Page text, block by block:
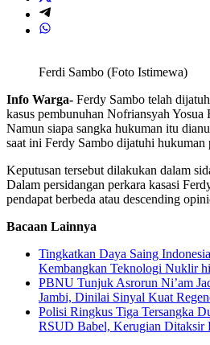
Ferdi Sambo (Foto Istimewa)
Info Warga- Ferdy Sambo telah
kasus pembunuhan Nofriansyah Yosua
Namun siapa sangka hukuman itu
saat ini Ferdy Sambo dijatuhi hukuman
Keputusan tersebut dilakukan dalam
Dalam persidangan perkara kasasi
pendapat berbeda atau descending
Bacaan Lainnya
Tingkatkan Daya Saing
Kembangkan Teknologi Nuklir
PBNU Tunjuk Asrorun Ni’am
Jambi, Dinilai Sinyal Kuat
Polisi Ringkus Tiga Tersangka
RSUD Babel, Kerugian Ditaksir